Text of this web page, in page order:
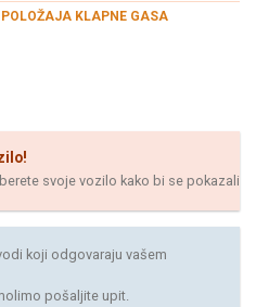
POLOŽAJA KLAPNE GASA
svoje vozilo kako bi se pokazali
koji odgovaraju vašem
pošaljite upit.